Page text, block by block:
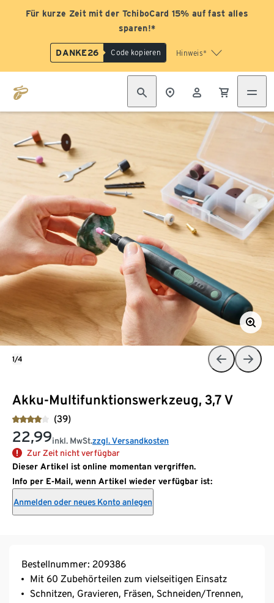
Für kurze Zeit mit der TchiboCard 15% auf fast alles
sparen!*
DANKE26 Code kopieren Hinweis*
Akku-Multifunktionswerkzeug, 3,7 V
(39)
22,99inkl. MwSt.zzgl. Versandkosten
Zur Zeit nicht verfügbar
Dieser Artikel ist online momentan vergriffen.
Info per E-Mail, wenn Artikel wieder verfügbar ist:
Anmelden oder neues Konto anlegen
1/4
Bestellnummer: 209386
Mit 60 Zubehörteilen zum vielseitigen Einsatz
Schnitzen, Gravieren, Fräsen, Schneiden/Trennen,